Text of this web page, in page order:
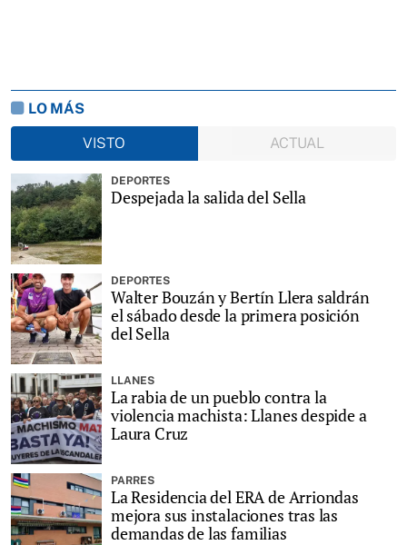
LO MÁS
VISTO
ACTUAL
DEPORTES
Despejada la salida del Sella
DEPORTES
Walter Bouzán y Bertín Llera saldrán
el sábado desde la primera posición
del Sella
LLANES
La rabia de un pueblo contra la
violencia machista: Llanes despide a
Laura Cruz
PARRES
La Residencia del ERA de Arriondas
mejora sus instalaciones tras las
demandas de las familias